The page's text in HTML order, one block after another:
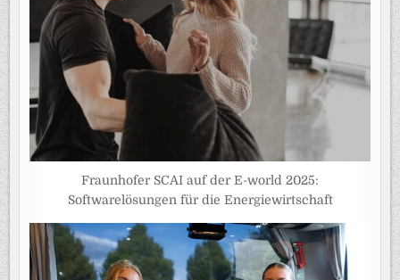
Fraunhofer SCAI auf der E-world 2025:
Softwarelösungen für die Energiewirtschaft